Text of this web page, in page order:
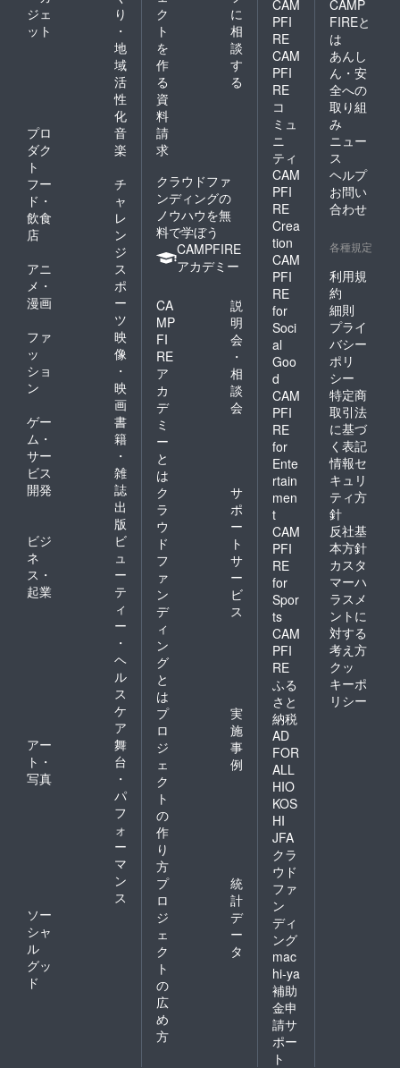
ジェ
ット
り
・
地
域
活
性
化
プロ
ダク
ト
音
楽
フー
ド・
飲食
店
チ
ャ
レ
ン
ジ
アニ
メ・
漫画
ス
ポ
ー
ツ
ファ
ッ
ショ
ン
映
像
・
映
画
ゲー
ム・
サー
ビス
開発
書
籍
・
雑
誌
出
版
ビジ
ネ
ス・
起業
ビ
ュ
ー
テ
ィ
ー
・
ヘ
ル
ス
ケ
ア
アー
ト・
写真
舞
台
・
パ
フ
ォ
ー
マ
ン
ス
ソー
シャ
ル
グッ
ド
ク
ト
を
作
る
に
相
談
す
る
資
料
請
求
クラウドファ
ンディングの
ノウハウを無
料で学ぼう
CAMPFIRE
アカデミー
CA
MP
FI
RE
ア
カ
デ
ミ
ー
と
は
説
明
会
・
相
談
会
ク
ラ
ウ
ド
フ
ァ
ン
デ
ィ
ン
グ
と
は
サ
ポ
ー
ト
サ
ー
ビ
ス
プ
ロ
ジ
ェ
ク
ト
の
作
り
方
実
施
事
例
プ
ロ
ジ
ェ
ク
ト
の
広
め
方
統
計
デ
ー
タ
CAM
PFI
RE
CAM
PFI
RE
コ
ミュ
ニ
ティ
CAM
PFI
RE
Crea
tion
CAM
PFI
RE
for
Soci
al
Goo
d
CAM
PFI
RE
for
Ente
rtain
men
t
CAM
PFI
RE
for
Spor
ts
CAM
PFI
RE
ふる
さと
納税
AD
FOR
ALL
HIO
KOS
HI
JFA
クラ
ウド
ファ
ン
ディ
ング
mac
hi-ya
補助
金申
請サ
ポー
ト
CAMP
FIREと
は
あんし
ん・安
全への
取り組
み
ニュー
ス
ヘルプ
お問い
合わせ
各種規定
利用規
約
細則
プライ
バシー
ポリ
シー
特定商
取引法
に基づ
く表記
情報セ
キュリ
ティ方
針
反社基
本方針
カスタ
マーハ
ラスメ
ントに
対する
考え方
クッ
キーポ
リシー